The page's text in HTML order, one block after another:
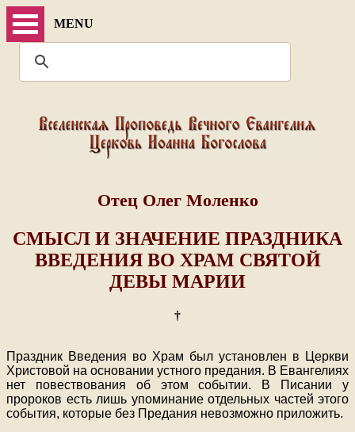
MENU
Отец Олег Моленко
СМЫСЛ И ЗНАЧЕНИЕ ПРАЗДНИКА
ВВЕДЕНИЯ ВО ХРАМ СВЯТОЙ
ДЕВЫ МАРИИ
†
Праздник Введения во Храм был установлен в Церкви
Христовой на основании устного предания. В Евангелиях
нет повествования об этом событии. В Писании у
пророков есть лишь упоминание отдельных частей этого
события, которые без Предания невозможно приложить.